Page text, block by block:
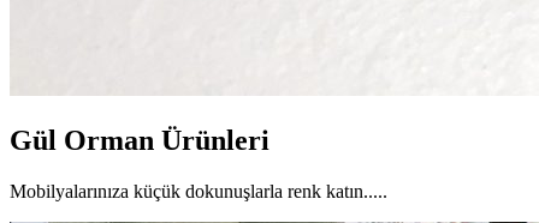
Gül Orman Ürünleri
Mobilyalarınıza küçük dokunuşlarla renk katın.....